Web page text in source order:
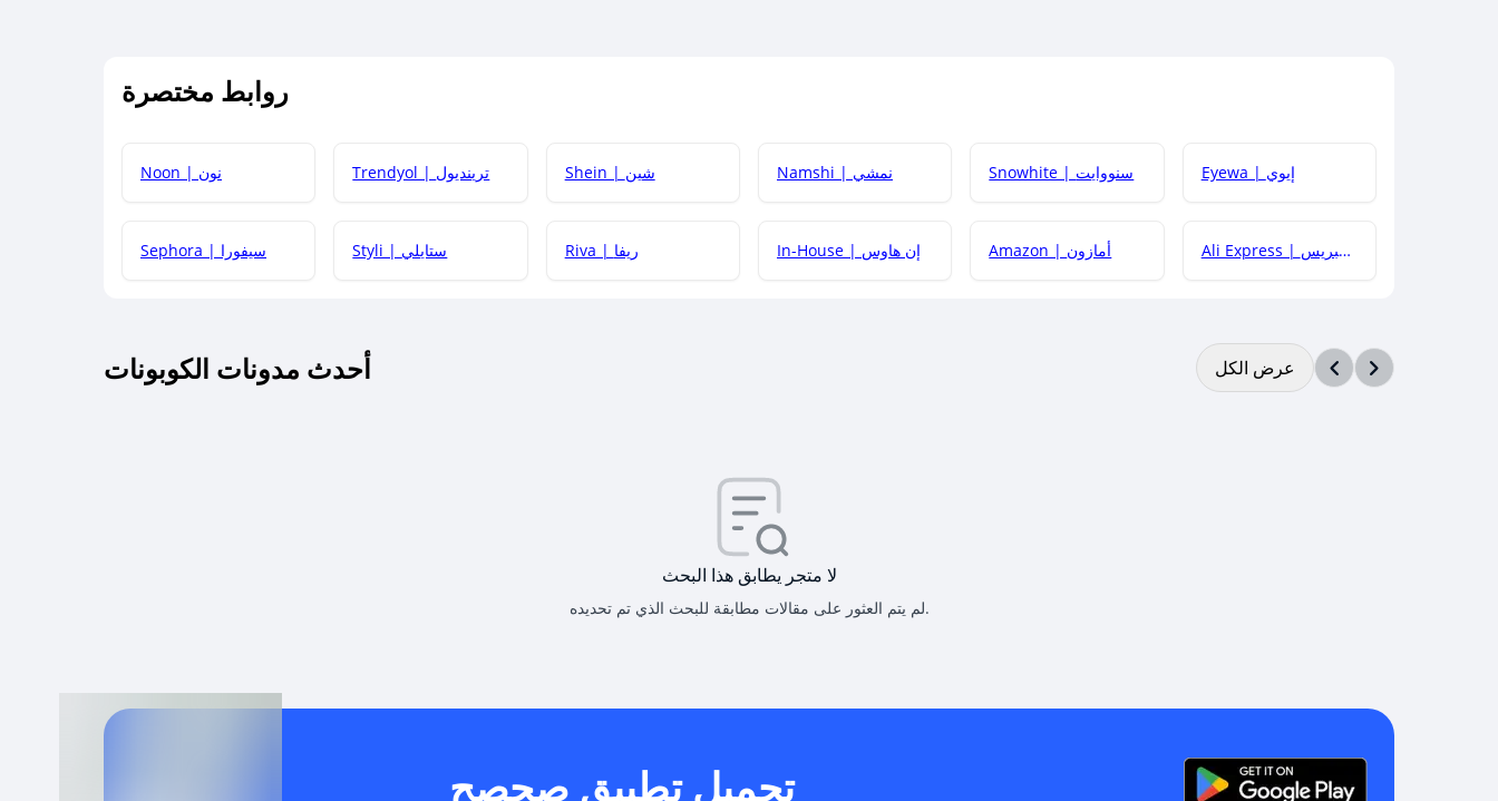
روابط مختصرة
Noon | نون Trendyol | ترينديول Shein | شين Namshi | نمشي Snowhite | سنووايت Eyewa | إيوي
Sephora | سيفورا Styli | ستايلي Riva | ريفا In-House | إن هاوس Amazon | أمازون Ali Express | علي إكسبريس
أحدث مدونات الكوبونات عرض الكل
لا متجر يطابق هذا البحث
لم يتم العثور على مقالات مطابقة للبحث الذي تم تحديده.
تحميل تطبيق صحصح